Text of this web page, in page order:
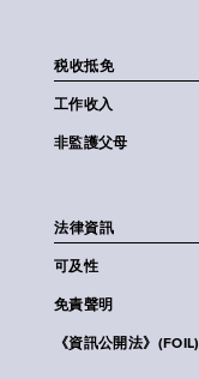
税收抵免
工作收入
非監護父母
法律資訊
可及性
免責聲明
《資訊公開法》(FOIL)